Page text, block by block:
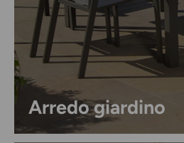
Arredo giardino